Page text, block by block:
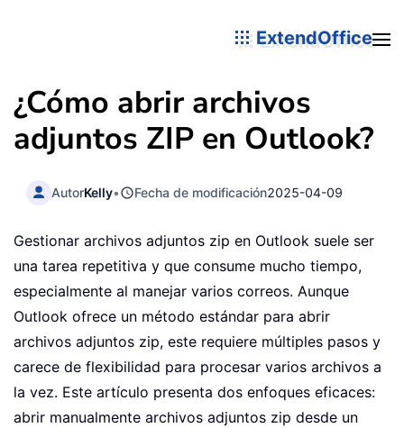
ExtendOffice
¿Cómo abrir archivos
adjuntos ZIP en Outlook?
AutorKelly• Fecha de modificación2025-04-09
Gestionar archivos adjuntos zip en Outlook suele ser
una tarea repetitiva y que consume mucho tiempo,
especialmente al manejar varios correos. Aunque
Outlook ofrece un método estándar para abrir
archivos adjuntos zip, este requiere múltiples pasos y
carece de flexibilidad para procesar varios archivos a
la vez. Este artículo presenta dos enfoques eficaces:
abrir manualmente archivos adjuntos zip desde un